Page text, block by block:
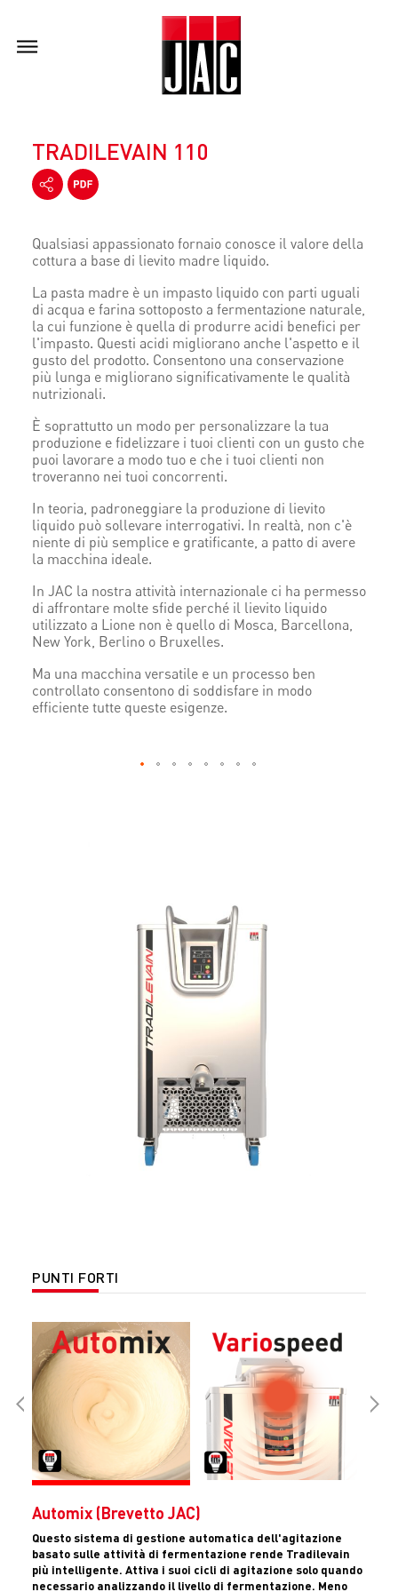
TRADILEVAIN 110
Qualsiasi appassionato fornaio conosce il valore della
cottura a base di lievito madre liquido.
La pasta madre è un impasto liquido con parti uguali
di acqua e farina sottoposto a fermentazione naturale,
la cui funzione è quella di produrre acidi benefici per
l'impasto. Questi acidi migliorano anche l'aspetto e il
gusto del prodotto. Consentono una conservazione
più lunga e migliorano significativamente le qualità
nutrizionali.
È soprattutto un modo per personalizzare la tua
produzione e fidelizzare i tuoi clienti con un gusto che
puoi lavorare a modo tuo e che i tuoi clienti non
troveranno nei tuoi concorrenti.
In teoria, padroneggiare la produzione di lievito
liquido può sollevare interrogativi. In realtà, non c'è
niente di più semplice e gratificante, a patto di avere
la macchina ideale.
In JAC la nostra attività internazionale ci ha permesso
di affrontare molte sfide perché il lievito liquido
utilizzato a Lione non è quello di Mosca, Barcellona, ​​
New York, Berlino o Bruxelles.
Ma una macchina versatile e un processo ben
controllato consentono di soddisfare in modo
efficiente tutte queste esigenze.
PUNTI FORTI
Automix (Brevetto JAC)
Questo sistema di gestione automatica dell'agitazione
basato sulle attività di fermentazione rende Tradilevain
più intelligente. Attiva i suoi cicli di agitazione solo quando
necessario analizzando il livello di fermentazione. Meno